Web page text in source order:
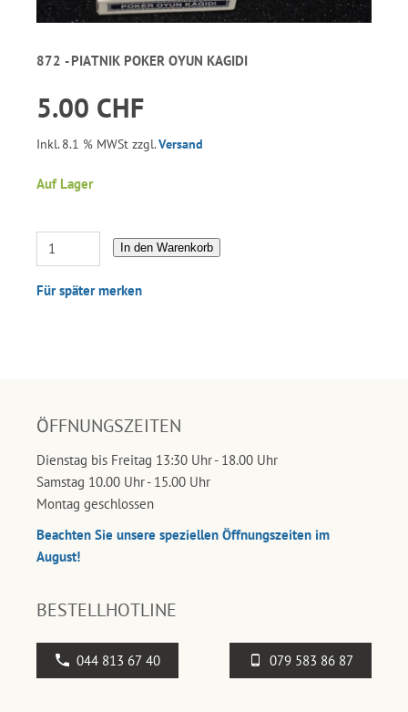
872 - PIATNIK POKER OYUN KAGIDI
5.00 CHF
Inkl. 8.1 % MWSt zzgl.Versand
Auf Lager
In den Warenkorb
Für später merken
ÖFFNUNGSZEITEN
Dienstag bis Freitag 13:30 Uhr - 18.00 Uhr
Samstag 10.00 Uhr - 15.00 Uhr
Montag geschlossen
Beachten Sie unsere speziellen Öffnungszeiten im
August!
BESTELLHOTLINE
044 813 67 40 079 583 86 87